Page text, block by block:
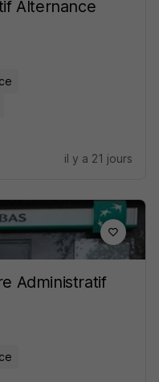
Alternance
il y a 21 jours
Administratif